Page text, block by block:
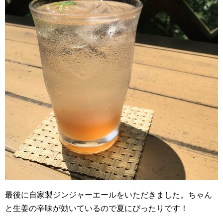
最後に自家製ジンジャーエールをいただきました。ちゃん
と生姜の辛味が効いているので夏にぴったりです！